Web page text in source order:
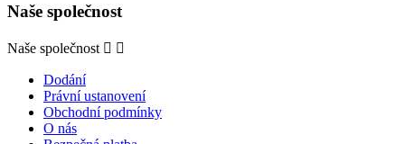
Naše společnost
Naše společnost  
Dodání
Právní ustanovení
Obchodní podmínky
O nás